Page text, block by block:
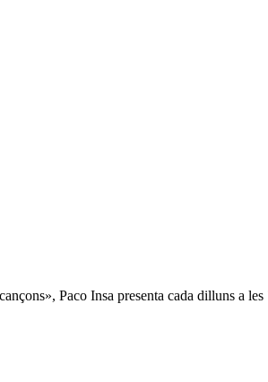
Paco Insa presenta cada dilluns a